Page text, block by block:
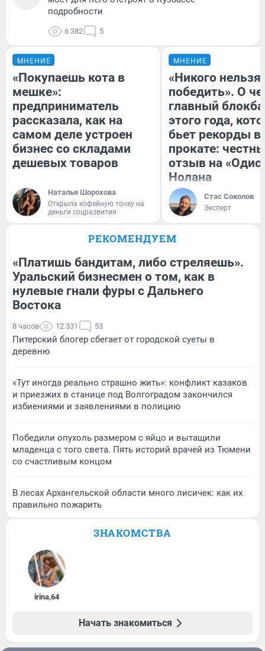
подробности
6 382 5
МНЕНИЕ
«Покупаешь кота в
мешке»:
предприниматель
рассказала, как на
самом деле устроен
бизнес со складами
дешевых товаров
Наталья Шорохова
Открыла кофейную точку на
деньги соцразвития
МНЕНИЕ
«Никого нельзя
победить». О
главный
этого года,
бьет рекорды в
прокате:
отзыв на
Нолана
Стас Соколов
Эксперт
РЕКОМЕНДУЕМ
«Платишь бандитам, либо стреляешь».
Уральский бизнесмен о том, как в
нулевые гнали фуры с Дальнего
Востока
8 часов 12 331 53
Питерский блогер сбегает от городской суеты в
деревню
«Тут иногда реально страшно жить»: конфликт казаков
и приезжих в станице под Волгоградом закончился
избиениями и заявлениями в полицию
Победили опухоль размером с яйцо и вытащили
младенца с того света. Пять историй врачей из Тюмени
со счастливым концом
В лесах Архангельской области много лисичек: как их
правильно пожарить
ЗНАКОМСТВА
irina,64
Начать знакомиться